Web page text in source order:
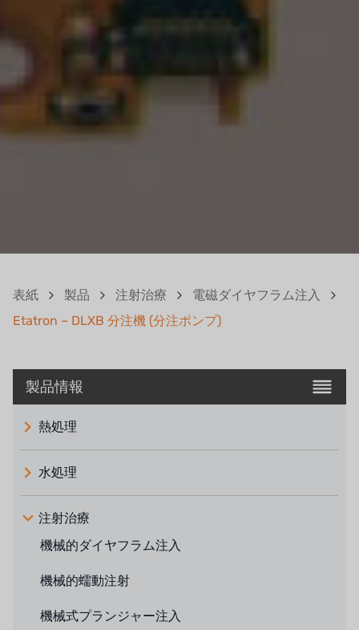
表紙 製品 注射治療
電磁ダイヤフラム注入
Etatron – DLXB 分注機 (分注ポンプ)
製品情報
熱処理
水処理
注射治療
機械的ダイヤフラム注入
機械的蠕動注射
機械式プランジャー注入